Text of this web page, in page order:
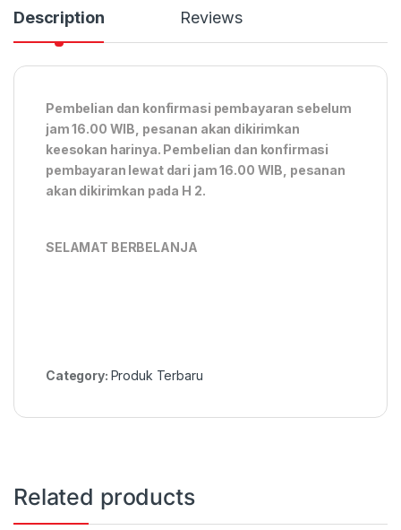
Description Reviews
Pembelian dan konfirmasi pembayaran sebelum
jam 16.00 WIB, pesanan akan dikirimkan
keesokan harinya. Pembelian dan konfirmasi
pembayaran lewat dari jam 16.00 WIB, pesanan
akan dikirimkan pada H 2.
SELAMAT BERBELANJA
Category: Produk Terbaru
Related products